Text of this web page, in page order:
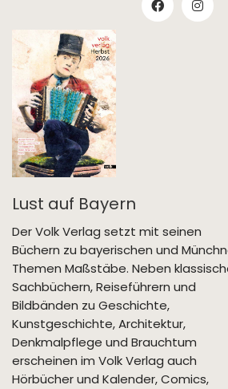
Lust auf Bayern
Der Volk Verlag setzt mit seinen
Büchern zu bayerischen und
Themen Maßstäbe. Neben
Sachbüchern, Reiseführern und
Bildbänden zu Geschichte,
Kunstgeschichte, Architektur,
Denkmalpflege und Brauchtum
erscheinen im Volk Verlag auch
Hörbücher und Kalender, Comics,